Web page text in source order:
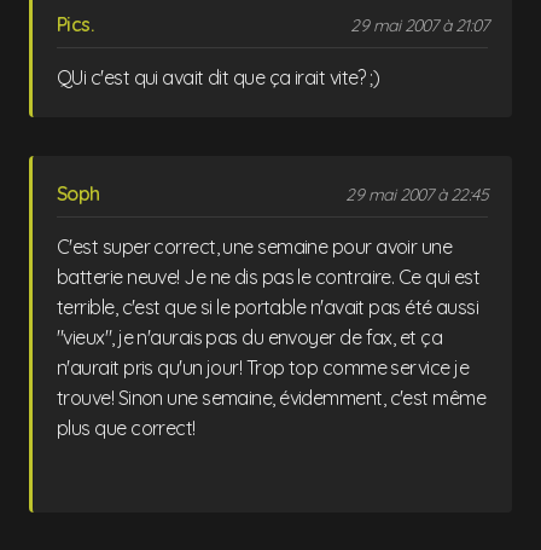
Pics. 29 mai 2007 à 21:07
QUi c'est qui avait dit que ça irait vite? ;)
Soph 29 mai 2007 à 22:45
C'est super correct, une semaine pour avoir une
batterie neuve! Je ne dis pas le contraire. Ce qui est
terrible, c'est que si le portable n'avait pas été aussi
"vieux", je n'aurais pas du envoyer de fax, et ça
n'aurait pris qu'un jour! Trop top comme service je
trouve! Sinon une semaine, évidemment, c'est même
plus que correct!